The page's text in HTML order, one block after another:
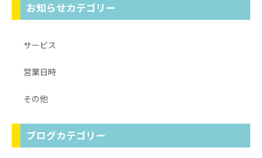
お知らせカテゴリー
サービス
営業日時
その他
ブログカテゴリー